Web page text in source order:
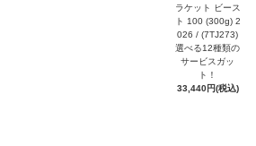
ラケット ビース
ト 100 (300g) 2
026 / (7TJ273)
選べる12種類の
サービスガッ
ト！
33,440円(税込)